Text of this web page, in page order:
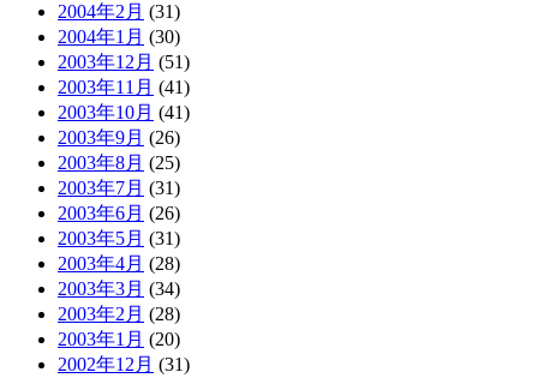
2004年2月 (31)
2004年1月 (30)
2003年12月 (51)
2003年11月 (41)
2003年10月 (41)
2003年9月 (26)
2003年8月 (25)
2003年7月 (31)
2003年6月 (26)
2003年5月 (31)
2003年4月 (28)
2003年3月 (34)
2003年2月 (28)
2003年1月 (20)
2002年12月 (31)